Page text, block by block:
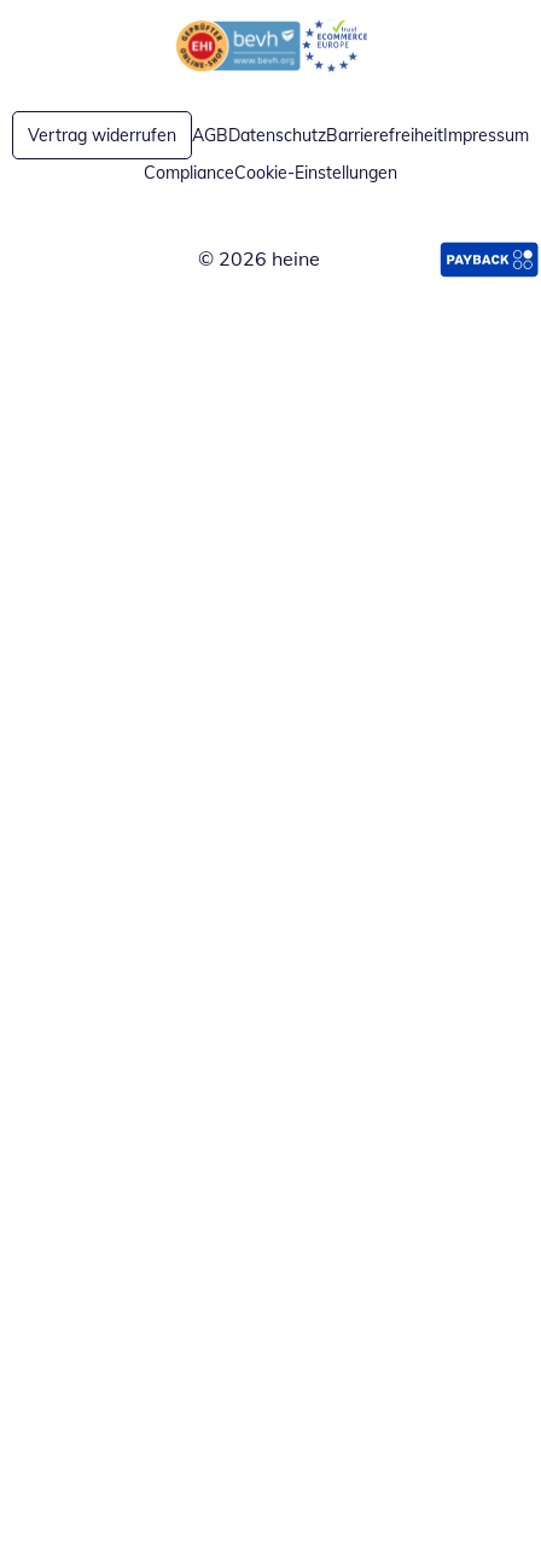
Öffnet in neuem FensterÖffnet in neuem Fenster
Vertrag widerrufen AGBDatenschutzBarrierefreiheitImpressum
ComplianceCookie-Einstellungen
© 2026 heine